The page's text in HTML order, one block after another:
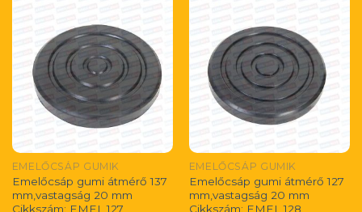
EMELŐCSÁP GUMIK
Emelőcsáp gumi átmérő 137
mm,vastagság 20 mm
Cikkszám: EMEL 127
EMELŐCSÁP GUMIK
Emelőcsáp gumi átmérő 127
mm,vastagság 20 mm
Cikkszám: EMEL 128